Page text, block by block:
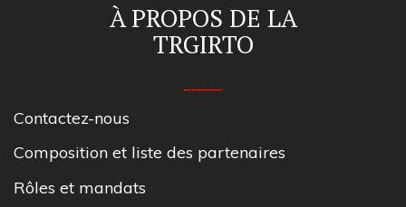
À PROPOS DE LA
TRGIRTO
Contactez-nous
Composition et liste des partenaires
Rôles et mandats